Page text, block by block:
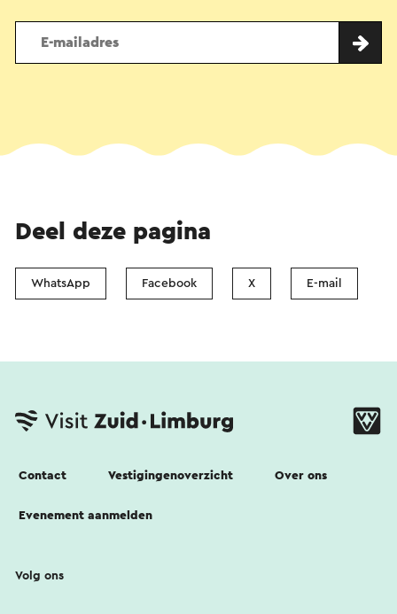
Deel deze pagina
WhatsApp Facebook X E-mail
Contact Vestigingenoverzicht Over ons
Evenement aanmelden
Volg ons